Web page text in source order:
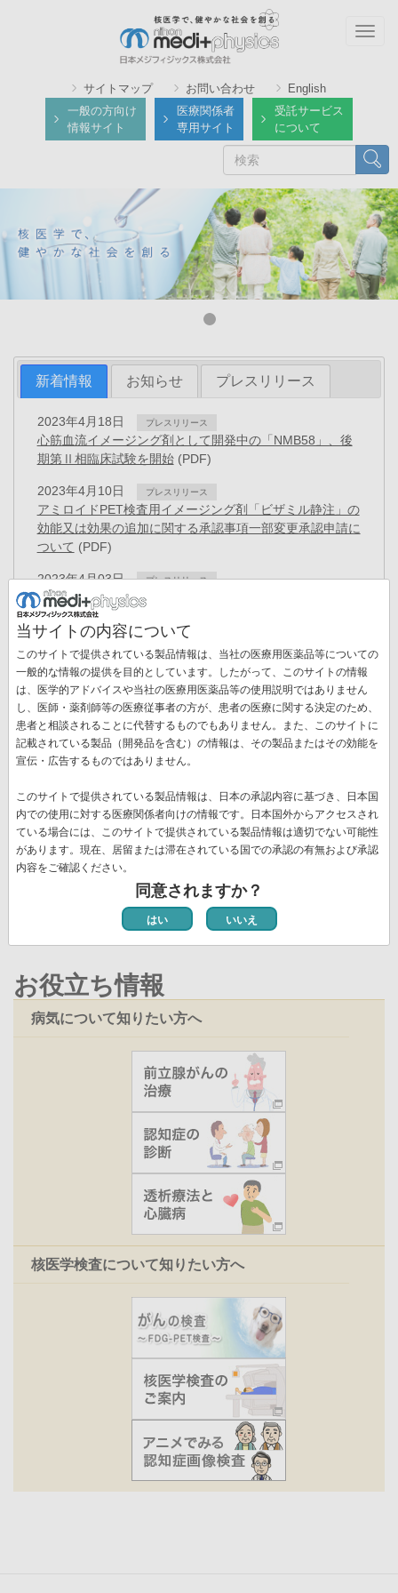
サイトマップ お問い合わせ
English
一般の方向け
情報サイト
医療関係者
専用サイト
受託サービス
について
検索
新着情報 お知らせ プレスリリース
2023年4月18日 プレスリリース
心筋血流イメージング剤として開発中の「NMB58」、後
期第Ⅱ相臨床試験を開始(PDF)
2023年4月10日 プレスリリース
アミロイドPET検査用イメージング剤「ビザミル静注」の
効能又は効果の追加に関する承認事項一部変更承認申請に
ついて (PDF)
2023年4月03日 プレスリリース
日本メジフィジックス株式会社は創立50周年を迎えまし
た(PDF)
2023年3月30日 プレスリリース
役員異動に関するお知らせ (PDF)
2023年3月15日 お知らせ
「健康経営優良法人2023（大規模法人部門）」に認
定 (PDF)
ペ
ー
送
り
頭
ペ
ー
ジ
ペ
ー
ジ
ー
ジ
ー
ジ
ー
ジ
ー
ジ
レ
ン
ト
ペ
ー
ジ
ー
ジ
ペ
ー
ジ
11
ペ
ー
ジ
12
次
ペ
ー
ジ
››
最
終
ペ
ジ
最終 »
新着情報一覧
お役立ち情報
病気について知りたい方へ
核医学検査について知りたい方へ
当サイトの内容について
このサイトで提供されている製品情報は、当社の医療用医薬品等についての
一般的な情報の提供を目的としています。したがって、このサイトの情報
は、医学的アドバイスや当社の医療用医薬品等の使用説明ではありません
し、医師・薬剤師等の医療従事者の方が、患者の医療に関する決定のため、
患者と相談されることに代替するものでもありません。また、このサイトに
記載されている製品（開発品を含む）の情報は、その製品またはその効能を
宣伝・広告するものではありません。
このサイトで提供されている製品情報は、日本の承認内容に基づき、日本国
内での使用に対する医療関係者向けの情報です。日本国外からアクセスされ
ている場合には、このサイトで提供されている製品情報は適切でない可能性
があります。現在、居留または滞在されている国での承認の有無および承認
内容をご確認ください。
同意されますか？
はい いいえ